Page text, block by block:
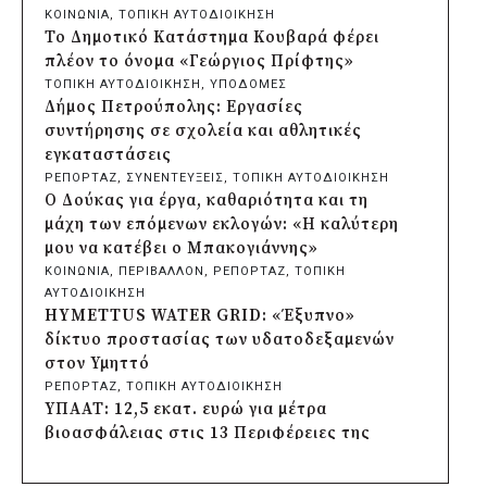
φωτιστικών μετά τη λεηλασία στο έλος
της Αγυιάς
πριν από 5 ώρες
Δήμος Σαρωνικού: Βανδάλισαν το
εκκλησάκι της Μεταμόρφωσης του
Σωτήρος
πριν από 5 ώρες
Περιφέρεια Αττικής: Έξι συμπεράσματα
για την ψηφιακή μετάβαση των
επιχειρήσεων
πριν από 5 ώρες
Δήμος Σαρωνικού και ΑΡΧΕΛΩΝ
ενημερώνουν τους λουόμενους για τη
συνύπαρξη με τις θαλάσσιες χελώνες
πριν από 6 ώρες
Δήμος Κυθήρων: Απαγόρευση πρόσβασης
στην παραλία Λυκοδήμου για λόγους
ασφαλείας
πριν από 6 ώρες
ΚΟΙΝΩΝΙΑ ΤΟΠΙΚΗ ΑΥΤΟΔΙΟΙΚΗΣΗ
Το Δημοτικό Κατάστημα Κουβαρά φέρει
πλέον το όνομα «Γεώργιος Πρίφτης»
ΤΟΠΙΚΗ ΑΥΤΟΔΙΟΙΚΗΣΗ ΥΠΟΔΟΜΕΣ
Δήμος Πετρούπολης: Εργασίες
συντήρησης σε σχολεία και αθλητικές
εγκαταστάσεις
ΡΕΠΟΡΤΑΖ ΣΥΝΕΝΤΕΥΞΕΙΣ ΤΟΠΙΚΗ ΑΥΤΟΔΙΟΙΚΗΣΗ
Ο Δούκας για έργα, καθαριότητα και τη
μάχη των επόμενων εκλογών: «Η καλύτερη
μου να κατέβει ο Μπακογιάννης»
ΚΟΙΝΩΝΙΑ ΠΕΡΙΒΑΛΛΟΝ ΡΕΠΟΡΤΑΖ
ΤΟΠΙΚΗ
ΑΥΤΟΔΙΟΙΚΗΣΗ
HYMETTUS WATER GRID: «Έξυπνο»
δίκτυο προστασίας των υδατοδεξαμενών
στον Υμηττό
ΡΕΠΟΡΤΑΖ ΤΟΠΙΚΗ ΑΥΤΟΔΙΟΙΚΗΣΗ
ΥΠΑΑΤ: 12,5 εκατ. ευρώ για μέτρα
βιοασφάλειας στις 13 Περιφέρειες της